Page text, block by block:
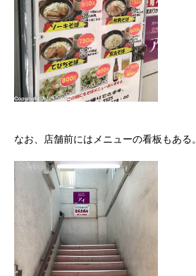
なお、店舗前にはメニューの看板もある。